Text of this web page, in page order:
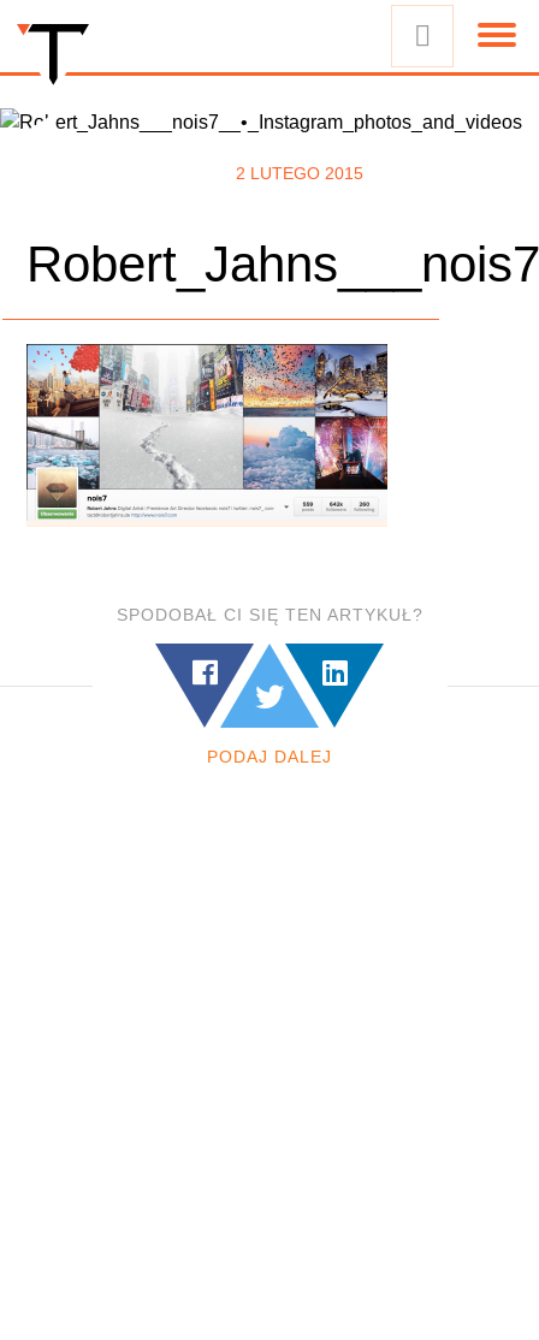
2 LUTEGO 2015
SPODOBAŁ CI SIĘ TEN ARTYKUŁ?
PODAJ DALEJ